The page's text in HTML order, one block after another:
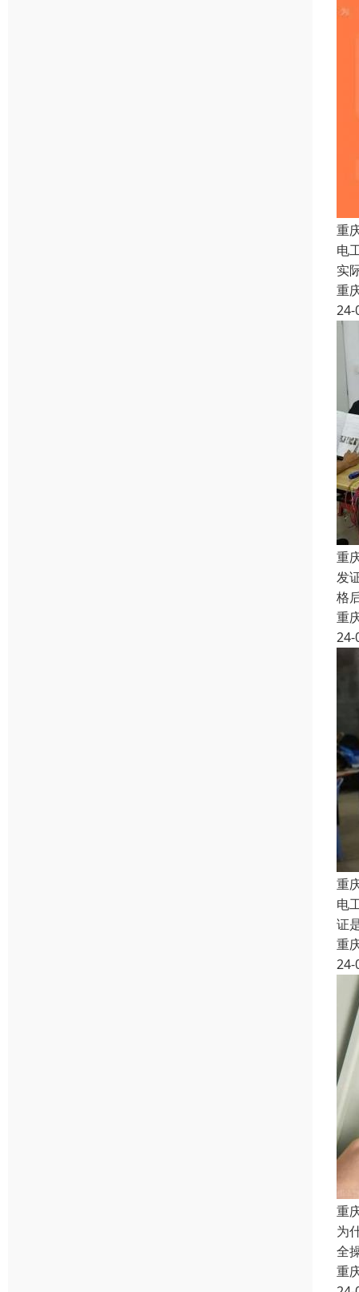
重
电
实
重
24-
重
发
格
重
24-
重
电
证
重
24-
重
为
全
重